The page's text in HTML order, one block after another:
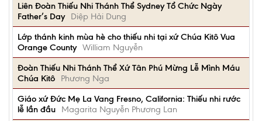
Liên Đoàn Thiếu Nhi Thánh Thể Sydney Tổ Chức Ngày
Father’s Day
Diệp Hải Dung
Lớp thánh kinh mùa hè cho thiếu nhi tại xứ Chúa Kitô Vua
Orange County William Nguyễn
Đoàn Thiếu Nhi Thánh Thể Xứ Tân Phú Mừng Lễ Mình Máu
Chúa Kitô
Phương Nga
Giáo xứ Đức Mẹ La Vang Fresno, California: Thiếu nhi rước
lễ lần đầu
Magarita Nguyễn Phương Lan